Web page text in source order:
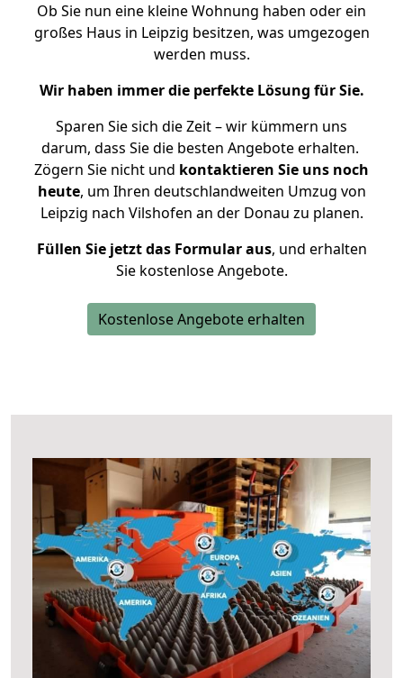
Ob Sie nun eine kleine Wohnung haben oder ein
großes Haus in Leipzig besitzen, was umgezogen
werden muss.
Wir haben immer die perfekte Lösung für Sie.
Sparen Sie sich die Zeit – wir kümmern uns
darum, dass Sie die besten Angebote erhalten.
Zögern Sie nicht und kontaktieren Sie uns noch
heute, um Ihren deutschlandweiten Umzug von
Leipzig nach Vilshofen an der Donau zu planen.
Füllen Sie jetzt das Formular aus, und erhalten
Sie kostenlose Angebote.
Kostenlose Angebote erhalten